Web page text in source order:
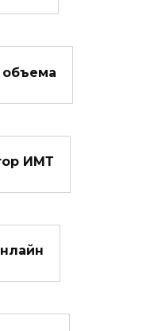
объема
ИМТ